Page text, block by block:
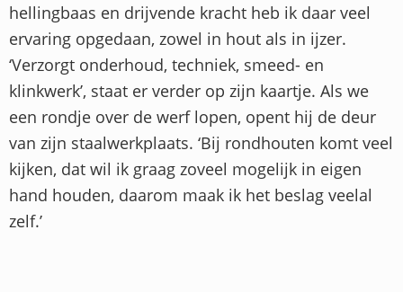
hellingbaas en drijvende kracht heb ik daar veel
ervaring opgedaan, zowel in hout als in ijzer.
‘Verzorgt onderhoud, techniek, smeed- en
klinkwerk’, staat er verder op zijn kaartje. Als we
een rondje over de werf lopen, opent hij de deur
van zijn staalwerkplaats. ‘Bij rondhouten komt veel
kijken, dat wil ik graag zoveel mogelijk in eigen
hand houden, daarom maak ik het beslag veelal
zelf.’